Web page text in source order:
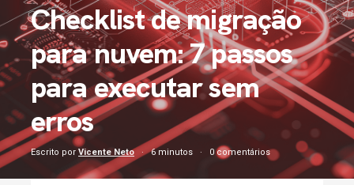
Checklist de migração
para nuvem: 7 passos
para executar sem
erros
Escrito por Vicente Neto 6 minutos 0 comentários